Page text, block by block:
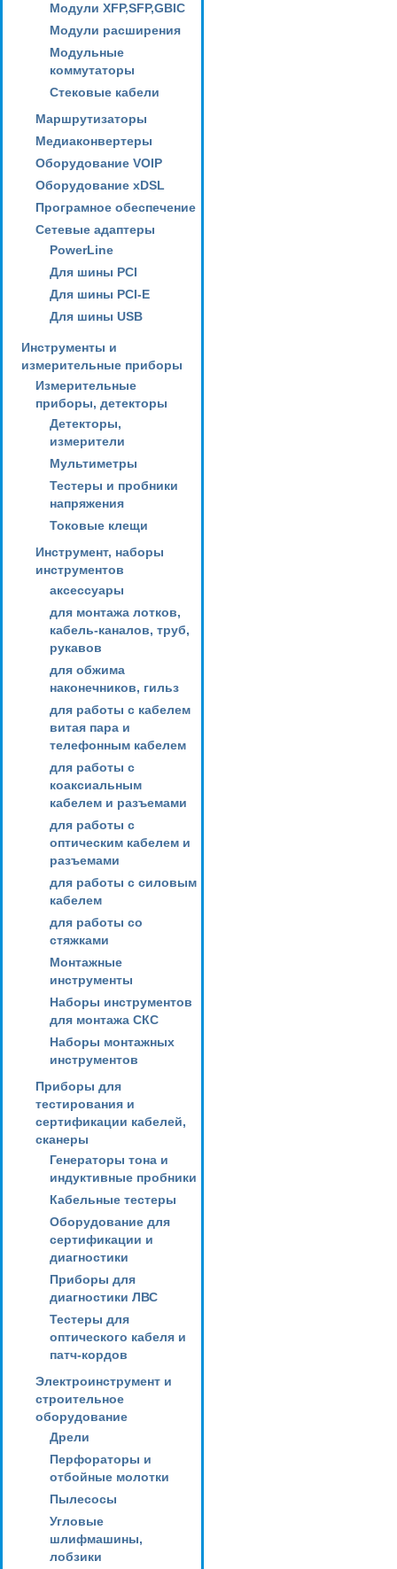
Модули XFP,SFP,GBIC
Модули расширения
Модульные
коммутаторы
Стековые кабели
Маршрутизаторы
Медиаконвертеры
Оборудование VOIP
Оборудование xDSL
Програмное обеспечение
Сетевые адаптеры
PowerLine
Для шины PCI
Для шины PCI-E
Для шины USB
Инструменты и
измерительные приборы
Измерительные
приборы, детекторы
Детекторы,
измерители
Мультиметры
Тестеры и пробники
напряжения
Токовые клещи
Инструмент, наборы
инструментов
аксессуары
для монтажа лотков,
кабель-каналов, труб,
рукавов
для обжима
наконечников, гильз
для работы с кабелем
витая пара и
телефонным кабелем
для работы с
коаксиальным
кабелем и разъемами
для работы с
оптическим кабелем и
разъемами
для работы с силовым
кабелем
для работы со
стяжками
Монтажные
инструменты
Наборы инструментов
для монтажа СКС
Наборы монтажных
инструментов
Приборы для
тестирования и
сертификации кабелей,
сканеры
Генераторы тона и
индуктивные пробники
Кабельные тестеры
Оборудование для
сертификации и
диагностики
Приборы для
диагностики ЛВС
Тестеры для
оптического кабеля и
патч-кордов
Электроинструмент и
строительное
оборудование
Дрели
Перфораторы и
отбойные молотки
Пылесосы
Угловые
шлифмашины,
лобзики